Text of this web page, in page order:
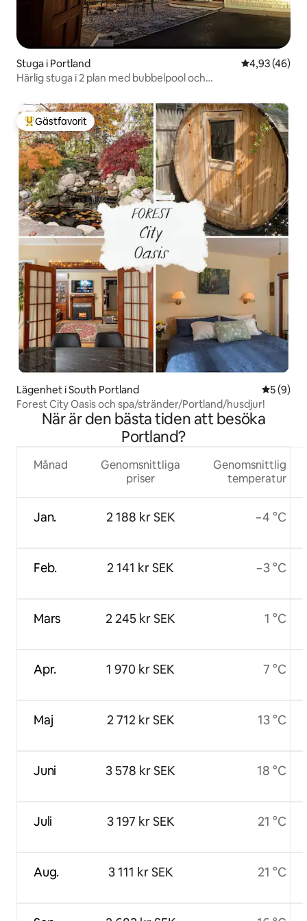
Stuga i Portland 4,93 av 5 i
4,93 (46)
Härlig stuga i 2 plan med bubbelpool och
Populär gästfavorit
Gästfavorit
Lägenhet i South Portland 5 av 5 i
5 (9)
Forest City Oasis och spa/stränder/Portland/husdjur!
När är den bästa tiden att besöka
Portland?
Månad
Jan.
Feb.
Mars
Apr.
Maj
Juni
Juli
Aug.
Genomsnittliga
priser
2 188 kr SEK
2 141 kr SEK
2 245 kr SEK
1 970 kr SEK
2 712 kr SEK
3 578 kr SEK
3 197 kr SEK
3 111 kr SEK
Genomsnittlig
temperatur
−4 °C
−3 °C
1 °C
7 °C
13 °C
18 °C
21 °C
21 °C